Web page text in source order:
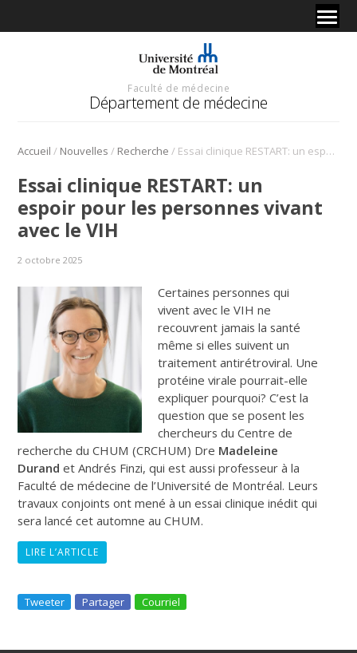
Faculté de médecine
Département de médecine
Accueil / Nouvelles / Recherche / Essai clinique RESTART: un espoir pour les personnes vivant avec le VIH
Essai clinique RESTART: un
espoir pour les personnes vivant
avec le VIH
2 octobre 2025
Certaines personnes qui
vivent avec le VIH ne
recouvrent jamais la santé
même si elles suivent un
traitement antirétroviral. Une
protéine virale pourrait-elle
expliquer pourquoi? C’est la
question que se posent les
chercheurs du Centre de
recherche du CHUM (CRCHUM) Dre Madeleine
Durand et Andrés Finzi, qui est aussi professeur à la
Faculté de médecine de l’Université de Montréal. Leurs
travaux conjoints ont mené à un essai clinique inédit qui
sera lancé cet automne au CHUM.
LIRE L’ARTICLE
Tweeter Partager Courriel